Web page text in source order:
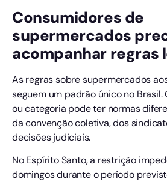
Consumidores de
supermercados
acompanhar regras
As regras sobre supermercados
seguem um padrão único no
ou categoria pode ter normas
da convenção coletiva, dos
decisões judiciais.
No Espírito Santo, a restrição
domingos durante o período